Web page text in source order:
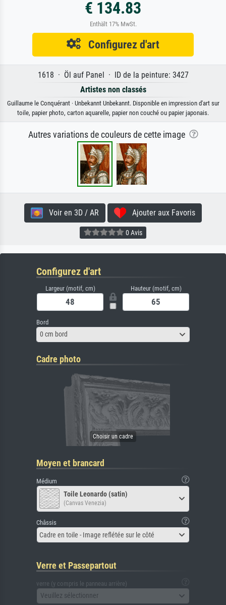
€ 134.83
Enthält 17% MwSt.
Configurez d'art
1618 · Öl auf Panel · ID de la peinture: 3427
Artistes non classés
Guillaume le Conquérant · Unbekannt Unbekannt. Disponible en impression d'art sur
toile, papier photo, carton aquarelle, papier non couché ou papier japonais.
Autres variations de couleurs de cette image
Voir en 3D / AR Ajouter aux Favoris
0 Avis
Configurez d'art
Largeur (motif, cm) Hauteur (motif, cm)
Bord
0 cm bord
Cadre photo
Moyen et brancard
Médium
Toile Leonardo (satin)
(Canvas Venezia)
Châssis
Cadre en toile - Image reflétée sur le côté
Verre et Passepartout
verre (y compris le panneau arrière)
Veuillez sélectionner